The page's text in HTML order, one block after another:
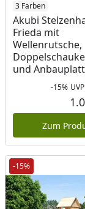
3 Farben
Akubi
Frieda mit
Wellenrutsche,
und
-15% UVP
Zum
-15%